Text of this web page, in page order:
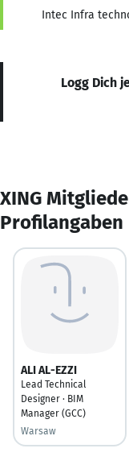
Intec Infra
Logg Dich
XING
Profilangaben
ALI AL-EZZI
Lead Technical
Designer · BIM
Manager (GCC)
Warsaw